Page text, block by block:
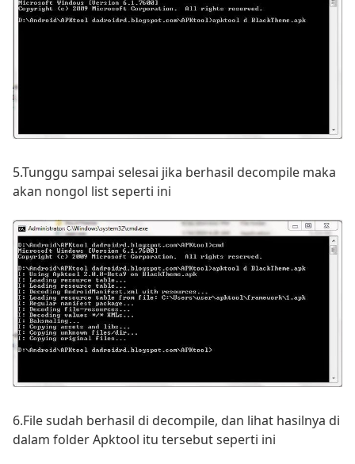
5.Tunggu sampai selesai jika berhasil decompile maka
akan nongol list seperti ini
6.File sudah berhasil di decompile, dan lihat hasilnya di
dalam folder Apktool itu tersebut seperti ini